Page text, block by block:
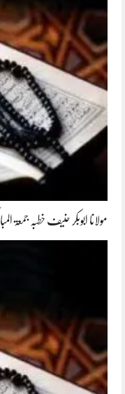
مولانا ابوبکر حنیف خطبہ جمعۃ المبارک